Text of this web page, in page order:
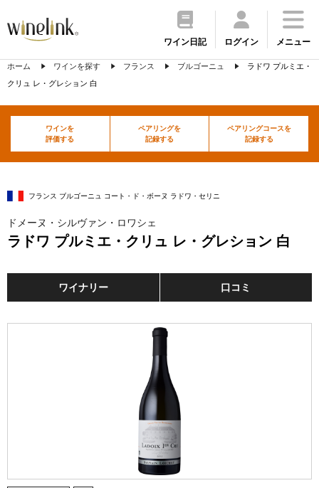
ワイン日記 ログイン メニュー
ホーム ワインを探す フランス ブルゴーニュ
ラドワ プルミエ・
クリュ レ・グレション 白
ワインを
評価する
ペアリングを
記録する
ペアリングコースを
記録する
フランス ブルゴーニュ コート・ド・ボーヌ ラドワ・セリニ
ドメーヌ・シルヴァン・ロワシェ
ラドワ プルミエ・クリュ レ・グレション 白
ワイナリー 口コミ